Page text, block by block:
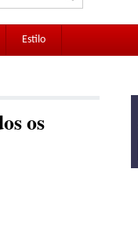
Estilo
os